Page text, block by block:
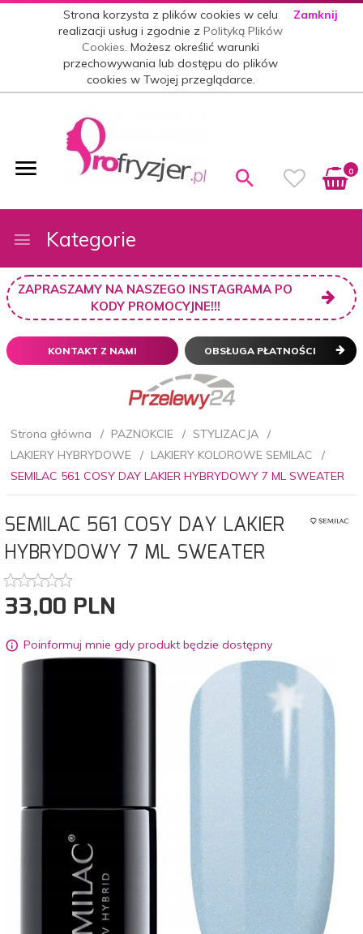
Strona korzysta z plików cookies w celu
realizacji usług i zgodnie zPolityką Plików
Cookies. Możesz określić warunki
przechowywania lub dostępu do plików
cookies w Twojej przeglądarce.
Zamknij
0
Kategorie
ZAPRASZAMY NA NASZEGO INSTAGRAMA PO
KODY PROMOCYJNE!!!
KONTAKT Z NAMI OBSŁUGA PŁATNOŚCI
Strona główna PAZNOKCIE
STYLIZACJA
LAKIERY HYBRYDOWE
LAKIERY KOLOROWE SEMILAC
SEMILAC 561 COSY DAY LAKIER HYBRYDOWY 7 ML SWEATER
SEMILAC 561 COSY DAY LAKIER
HYBRYDOWY 7 ML SWEATER
33,00 PLN
Poinformuj mnie gdy produkt będzie dostępny